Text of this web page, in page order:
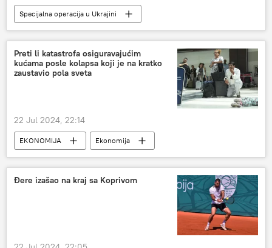
Specijalna operacija u Ukrajini
Specijalna vojna operacija u Ukrajini – vesti
Rusija
Rusija – politika
Preti li katastrofa osiguravajućim
kućama posle kolapsa koji je na kratko
zaustavio pola sveta
22 Jul 2024, 22:14
EKONOMIJA
Ekonomija
Svet – ekonomija
Đere izašao na kraj sa Koprivom